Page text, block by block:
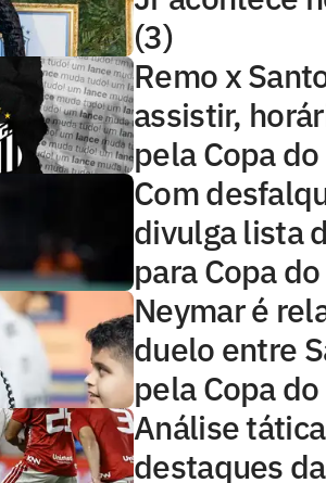
(3)
Remo x
assistir,
pela Copa
Com
divulga lista
para Copa
Neymar é
duelo entre
pela Copa
Análise
destaques